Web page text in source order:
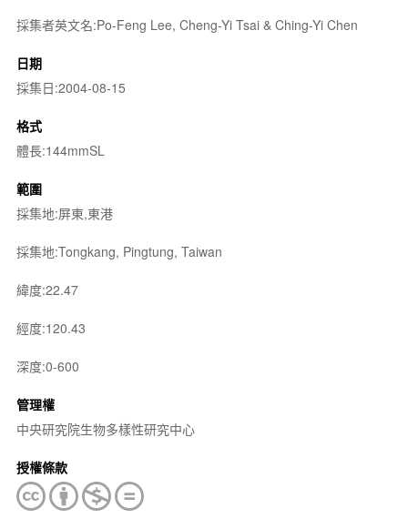
採集者英文名:Po-Feng Lee, Cheng-Yi Tsai & Ching-Yi Chen
日期
採集日:2004-08-15
格式
體長:144mmSL
範圍
採集地:屏東,東港
採集地:Tongkang, Pingtung, Taiwan
緯度:22.47
經度:120.43
深度:0-600
管理權
中央研究院生物多樣性研究中心
授權條款